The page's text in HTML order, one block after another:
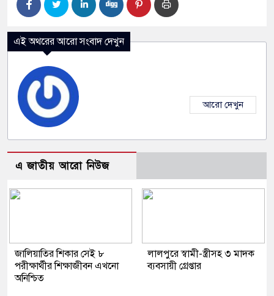
এই অথরের আরো সংবাদ দেখুন
আরো দেখুন
এ জাতীয় আরো নিউজ
জালিয়াতির শিকার সেই ৮
পরীক্ষার্থীর শিক্ষাজীবন এখনো
অনিশ্চিত
লালপুরে স্বামী-স্ত্রীসহ ৩ মাদক
ব্যবসায়ী গ্রেপ্তার